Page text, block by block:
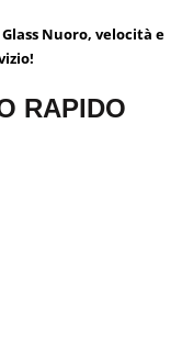
Glass Nuoro, velocità e
RAPIDO